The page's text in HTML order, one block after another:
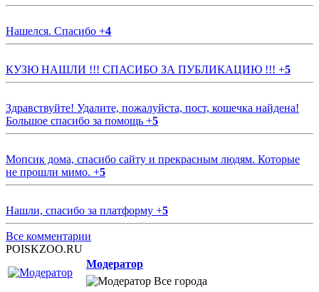
Нашелся. Спасибо +4
КУЗЮ НАШЛИ !!! СПАСИБО ЗА ПУБЛИКАЦИЮ !!! +5
Здравствуйте! Удалите, пожалуйста, пост, кошечка найдена!
Большое спасибо за помощь +5
Мопсик дома, спасибо сайту и прекрасным людям. Которые
не прошли мимо. +5
Нашли, спасибо за платформу +5
Все комментарии
POISKZOO.RU
Модератор
Все города